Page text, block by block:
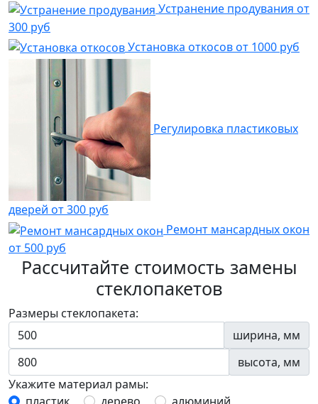
Устранение продувания от
300 руб
Установка откосовот 1000 руб
Регулировка пластиковых
дверей от 300 руб
Ремонт мансардных окон
от 500 руб
Рассчитайте стоимость замены
стеклопакетов
Размеры стеклопакета:
ширина, мм
высота, мм
Укажите материал рамы: